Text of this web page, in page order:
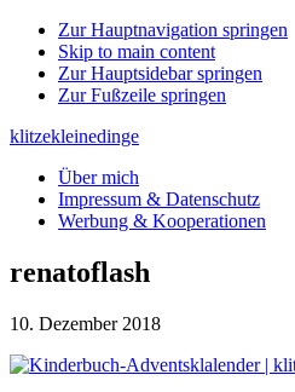
Zur Hauptnavigation springen
Skip to main content
Zur Hauptsidebar springen
Zur Fußzeile springen
klitzekleinedinge
Über mich
Impressum & Datenschutz
Werbung & Kooperationen
renatoflash
10. Dezember 2018